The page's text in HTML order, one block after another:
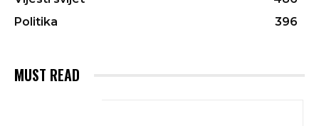
Politika
396
MUST READ